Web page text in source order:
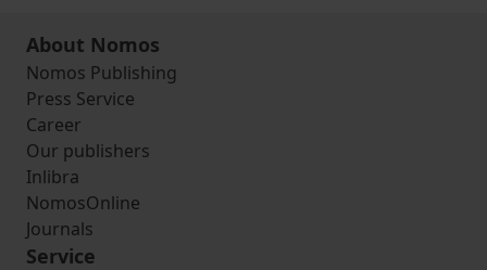
About Nomos
Nomos Publishing
Press Service
Career
Our publishers
Inlibra
NomosOnline
Journals
Service